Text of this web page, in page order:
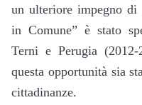
un ulteriore impegno
in Comune” è stato
Terni e Perugia
questa opportunità sia
cittadinanze.